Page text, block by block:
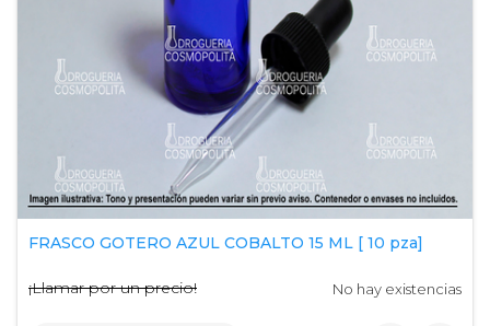
FRASCO GOTERO AZUL COBALTO 15 ML [ 10 pza]
¡Llamar por un precio! No hay existencias